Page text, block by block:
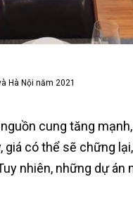
Hà Nội năm 2021
cung tăng
giá có thể sẽ chững
nhiên, những dự án